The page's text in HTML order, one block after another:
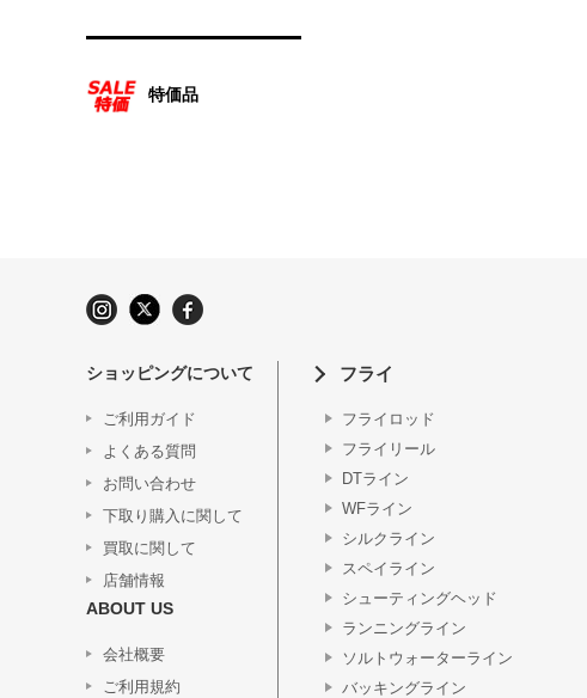
特価品
ショッピングについて
ご利用ガイド
よくある質問
お問い合わせ
下取り購入に関して
買取に関して
店舗情報
ABOUT US
会社概要
ご利用規約
フライ
フライロッド
フライリール
DTライン
WFライン
シルクライン
スペイライン
シューティングヘッド
ランニングライン
ソルトウォーターライン
バッキングライン